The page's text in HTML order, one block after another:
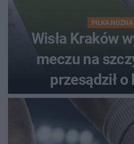
PIŁKA NOŻNA
Wisła Kraków
meczu na
przesądził o